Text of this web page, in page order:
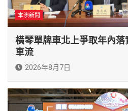
本澳新聞
橫琴單牌車北上爭取年內
車流
2026年8月7日